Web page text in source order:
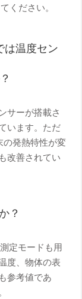
ください。
は温度セン
サーが搭載さ
います。ただ
の発熱特性が変
改善されてい
？
定モードも用
度、物体の表
参考値であ